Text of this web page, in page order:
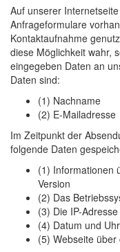
Auf unserer
Anfrageformulare
Kontaktaufnahme
diese Möglichkeit wahr,
eingegeben Daten an
Daten sind:
(1) Nachname
(2) E-Mailadresse
Im Zeitpunkt der
folgende Daten
(1) Informationen
Version
(2) Das
(3) Die IP-
(4) Datum und
(5) Webseite